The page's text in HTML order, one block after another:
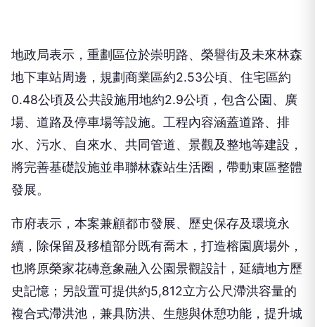
地政局表示，重劃區位於崇明路、榮譽街及未來林森
地下車站周邊，規劃商業區約2.53公頃、住宅區約
0.48公頃及公共設施用地約2.9公頃，包含公園、廣
場、道路及停車場等設施。工程內容涵蓋道路、排
水、污水、自來水、共同管道、景觀及整地等建設，
將完善基礎設施並串聯林森站生活圈，帶動東區整體
發展。
市府表示，本案兼顧都市發展、歷史保存及環境永
續，除保留及移植部分既有喬木，打造榕園廣場外，
也將原榮家花磚意象融入公園景觀設計，延續地方歷
史記憶；另設置可提供約5,812立方公尺滯洪容量的
複合式滯洪池，兼具防洪、生態與休憩功能，提升城